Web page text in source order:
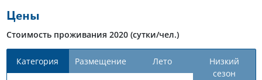
Цены
Стоимость проживания 2020 (сутки/чел.)
Категория Размещение Лето
Низкий
сезон